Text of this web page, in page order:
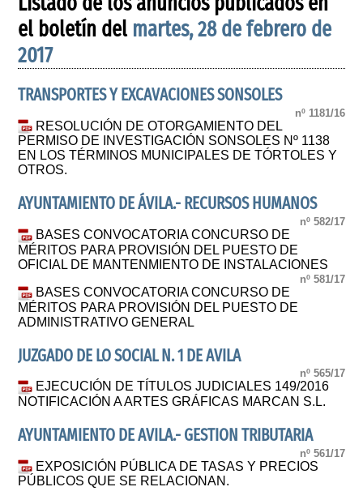
el boletín del martes, 28 de febrero de
2017
TRANSPORTES Y EXCAVACIONES SONSOLES
nº 1181/16
RESOLUCIÓN DE OTORGAMIENTO DEL
PERMISO DE INVESTIGACIÓN SONSOLES Nº 1138
EN LOS TÉRMINOS MUNICIPALES DE TÓRTOLES Y
OTROS.
AYUNTAMIENTO DE ÁVILA.- RECURSOS HUMANOS
nº 582/17
BASES CONVOCATORIA CONCURSO DE
MÉRITOS PARA PROVISIÓN DEL PUESTO DE
OFICIAL DE MANTENMIENTO DE INSTALACIONES
nº 581/17
BASES CONVOCATORIA CONCURSO DE
MÉRITOS PARA PROVISIÓN DEL PUESTO DE
ADMINISTRATIVO GENERAL
JUZGADO DE LO SOCIAL N. 1 DE AVILA
nº 565/17
EJECUCIÓN DE TÍTULOS JUDICIALES 149/2016
NOTIFICACIÓN A ARTES GRÁFICAS MARCAN S.L.
AYUNTAMIENTO DE AVILA.- GESTION TRIBUTARIA
nº 561/17
EXPOSICIÓN PÚBLICA DE TASAS Y PRECIOS
PÚBLICOS QUE SE RELACIONAN.